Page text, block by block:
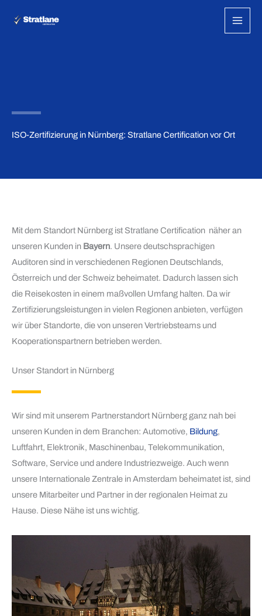
Inhalt
ISO-Zertifizierung in Nürnberg: Stratlane Certification vor Ort
Mit dem Standort Nürnberg ist Stratlane Certification näher an
unseren Kunden in Bayern. Unsere deutschsprachigen
Auditoren sind in verschiedenen Regionen Deutschlands,
Österreich und der Schweiz beheimatet. Dadurch lassen sich
die Reisekosten in einem maßvollen Umfang halten. Da wir
Zertifizierungsleistungen in vielen Regionen anbieten, verfügen
wir über Standorte, die von unseren Vertriebsteams und
Kooperationspartnern betrieben werden.
Unser Standort in Nürnberg
Wir sind mit unserem Partnerstandort Nürnberg ganz nah bei
unseren Kunden in dem Branchen: Automotive, Bildung,
Luftfahrt, Elektronik, Maschinenbau, Telekommunikation,
Software, Service und andere Industriezweige. Auch wenn
unsere Internationale Zentrale in Amsterdam beheimatet ist, sind
unsere Mitarbeiter und Partner in der regionalen Heimat zu
Hause. Diese Nähe ist uns wichtig.